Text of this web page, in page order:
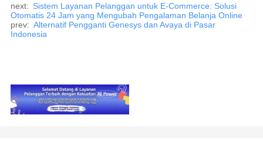
next: Sistem Layanan Pelanggan untuk E-Commerce: Solusi
Otomatis 24 Jam yang Mengubah Pengalaman Belanja Online
prev: Alternatif Pengganti Genesys dan Avaya di Pasar
Indonesia